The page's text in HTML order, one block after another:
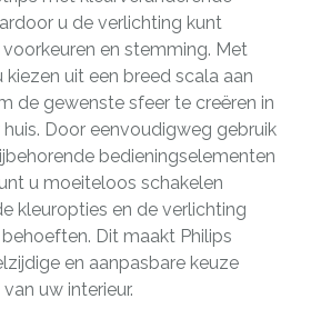
u de verlichting kunt
en stemming. Met
uit een breed scala aan
de gewenste sfeer te creëren in
Door eenvoudigweg gebruik
bedieningselementen
u moeiteloos schakelen
kleuropties en de verlichting
Dit maakt Philips
en aanpasbare keuze
uw interieur.